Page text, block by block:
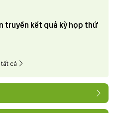
truyền kết quả kỳ họp thứ
cả